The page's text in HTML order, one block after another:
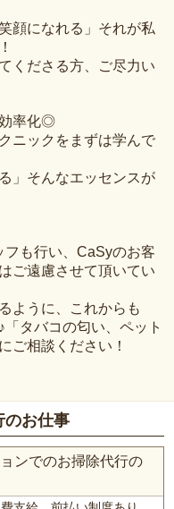
顔になれる」それが私
くださる方、ご尽力い
率化◎
ニックをまずは学んで
」そんなエッセンスが
も行い、CaSyのお客
ご遠慮させて頂いてい
ように、これからも
タバコの匂い、ペット
ご相談ください！
のお仕事
ンでのお掃除代行の